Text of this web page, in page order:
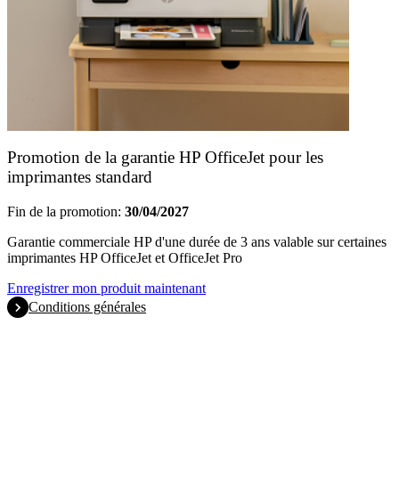
Promotion de la garantie HP OfficeJet pour les
imprimantes standard
Fin de la promotion: 30/04/2027
Garantie commerciale HP d'une durée de 3 ans valable sur certaines
imprimantes HP OfficeJet et OfficeJet Pro
Enregistrer mon produit maintenant
Conditions générales